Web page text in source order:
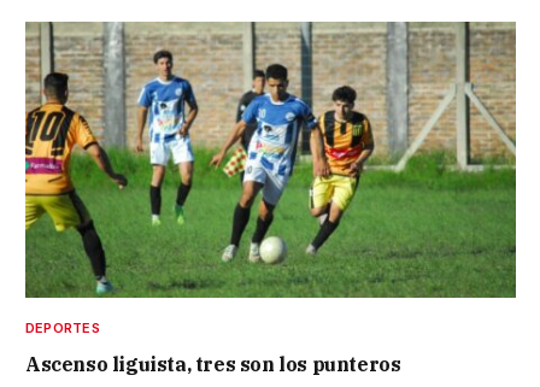
DEPORTES
Ascenso liguista, tres son los punteros